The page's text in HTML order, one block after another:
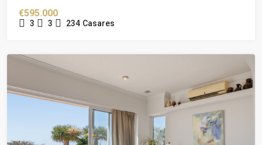
€595.000
3 3 234 Casares